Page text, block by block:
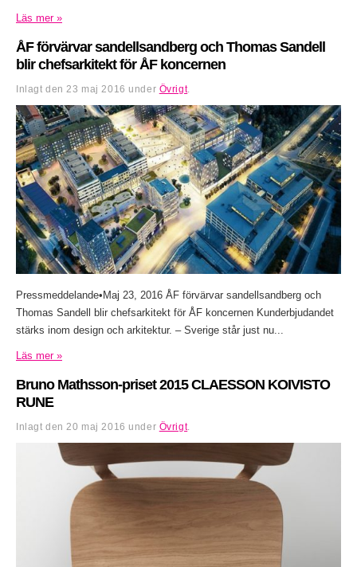
Läs mer »
ÅF förvärvar sandellsandberg och Thomas Sandell
blir chefsarkitekt för ÅF koncernen
Inlagt den 23 maj 2016 under Övrigt.
Pressmeddelande•Maj 23, 2016 ÅF förvärvar sandellsandberg och
Thomas Sandell blir chefsarkitekt för ÅF koncernen Kunderbjudandet
stärks inom design och arkitektur. – Sverige står just nu...
Läs mer »
Bruno Mathsson-priset 2015 CLAESSON KOIVISTO
RUNE
Inlagt den 20 maj 2016 under Övrigt.